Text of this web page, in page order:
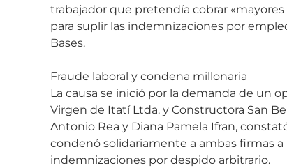
trabajador que pretendía cobrar
para suplir las indemnizaciones por
Bases.
Fraude laboral y condena millonaria
La causa se inició por la demanda de un
Virgen de Itatí Ltda. y Constructora San
Antonio Rea y Diana Pamela Ifran,
condenó solidariamente a ambas firmas a
indemnizaciones por despido arbitrario.